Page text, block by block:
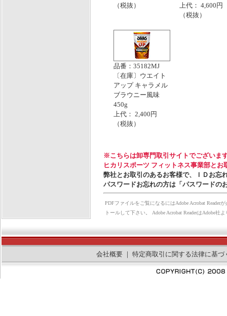
（税抜）
上代： 4,600円
（税抜）
品番：35182MJ
〔在庫〕ウエイト
アップ キャラメル
ブラウニー風味
450g
上代： 2,400円
（税抜）
※こちらは卸専門取引サイトでございま
ヒカリスポーツ フィットネス事業部と
弊社とお取引のあるお客様で、ＩＤお忘
パスワードお忘れの方は「パスワードの
PDFファイルをご覧になるにはAdobe Acrobat Reader
トールして下さい。 Adobe Acrobat ReaderはAdobe
会社概要｜ 特定商取引に関する法律に基づ